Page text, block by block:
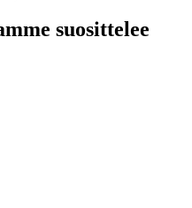
suosittelee